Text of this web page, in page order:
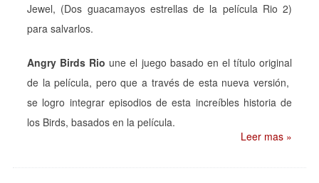
Jewel, (Dos guacamayos estrellas de la película Rio 2)
para salvarlos.
Angry Birds Rio une el juego basado en el título original
de la película, pero que a través de esta nueva versión,
se logro integrar episodios de esta increíbles historia de
los Birds, basados en la película.
Leer mas »